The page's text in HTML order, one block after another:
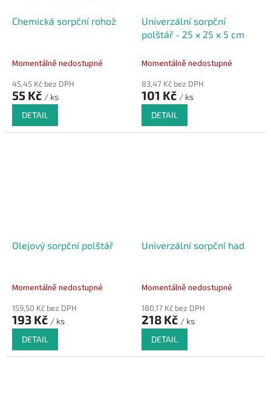
Chemická sorpční rohož
Momentálně nedostupné
45,45 Kč bez DPH
55 Kč / ks
DETAIL
Univerzální sorpční
polštář - 25 x 25 x 5 cm
Momentálně nedostupné
83,47 Kč bez DPH
101 Kč / ks
DETAIL
Olejový sorpční polštář
Momentálně nedostupné
159,50 Kč bez DPH
193 Kč / ks
DETAIL
Univerzální sorpční had
Momentálně nedostupné
180,17 Kč bez DPH
218 Kč / ks
DETAIL